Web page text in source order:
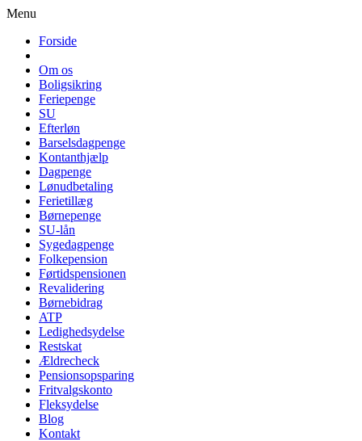
Menu
Forside
Om os
Boligsikring
Feriepenge
SU
Efterløn
Barselsdagpenge
Kontanthjælp
Dagpenge
Lønudbetaling
Ferietillæg
Børnepenge
SU-lån
Sygedagpenge
Folkepension
Førtidspensionen
Revalidering
Børnebidrag
ATP
Ledighedsydelse
Restskat
Ældrecheck
Pensionsopsparing
Fritvalgskonto
Fleksydelse
Blog
Kontakt